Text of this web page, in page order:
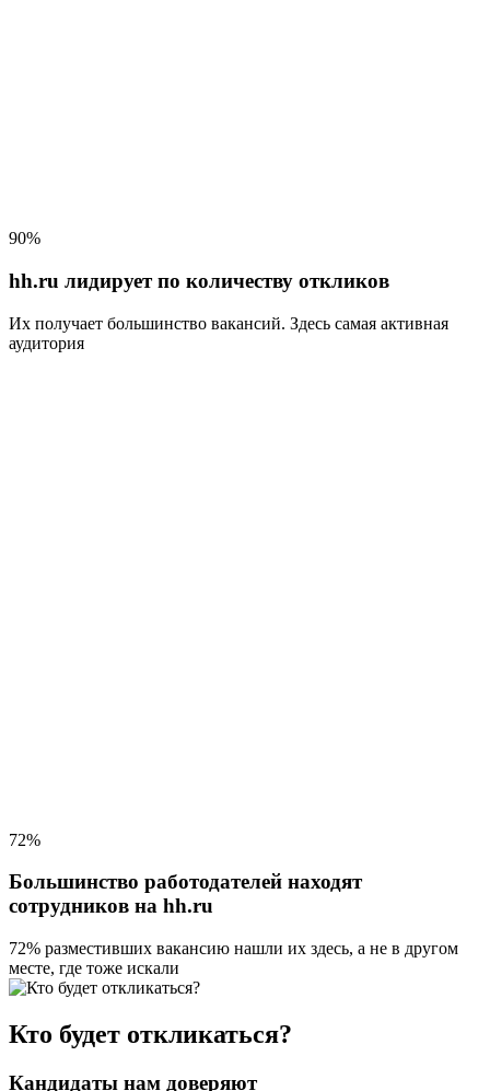
90%
hh.ru лидирует по количеству откликов
Их получает большинство вакансий. Здесь самая активная
аудитория
72%
Большинство работодателей находят
сотрудников на hh.ru
72% разместивших вакансию нашли их здесь, а не в другом
месте, где тоже искали
Кто будет откликаться?
Кандидаты нам доверяют